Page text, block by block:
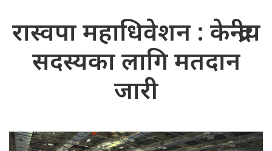
रास्वपा महाधिवेशन : केन्द्रीय
सदस्यका लागि मतदान
जारी